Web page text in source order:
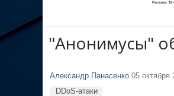
Реклама,
"Анонимусы"
Александр Панасенко 05 октября
DDoS-атаки